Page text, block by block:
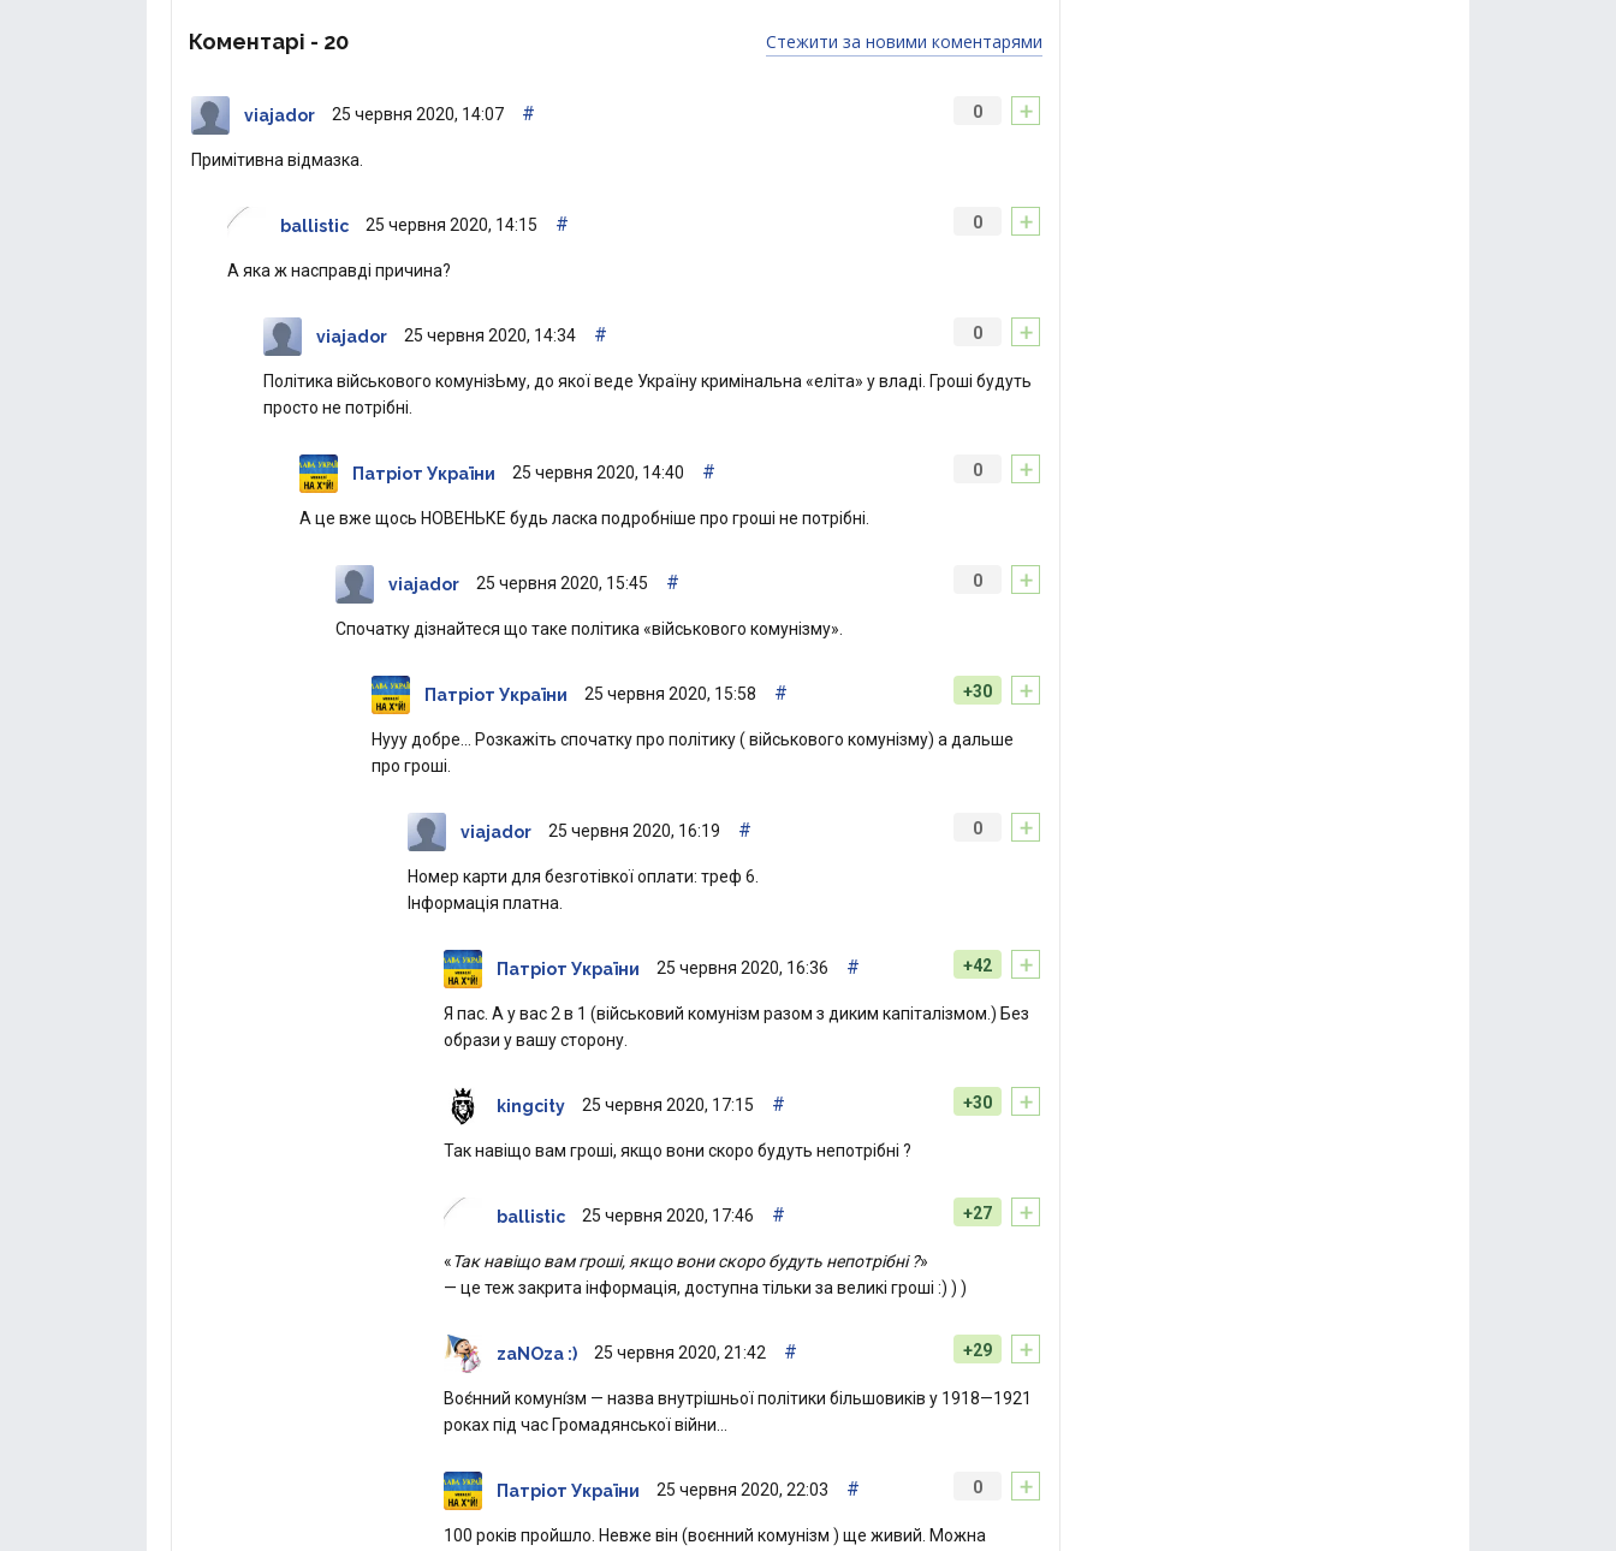
Стежити за новими коментарями
Коментарі - 20
+
0
viajador 25 червня 2020, 14:07 #
Примітивна відмазка.
+
0
ballistic 25 червня 2020, 14:15 #
А яка ж насправді причина?
+
0
viajador 25 червня 2020, 14:34 #
Політика військового комунізЬму, до якої веде Україну кримінальна «еліта» у владі. Гроші будуть
просто не потрібні.
+
0
Патріот України 25 червня 2020, 14:40 #
А це вже щось НОВЕНЬКЕ будь ласка подробніше про гроші не потрібні.
+
0
viajador 25 червня 2020, 15:45 #
Спочатку дізнайтеся що таке політика «військового комунізму».
+
+30
Патріот України 25 червня 2020, 15:58 #
Нууу добре... Розкажіть спочатку про політику ( військового комунізму) а дальше
про гроші.
+
0
viajador 25 червня 2020, 16:19 #
Номер карти для безготівкої оплати: треф 6.
Інформація платна.
+
+42
Патріот України 25 червня 2020, 16:36 #
Я пас. А у вас 2 в 1 (військовий комунізм разом з диким капіталізмом.) Без
образи у вашу сторону.
+
+30
kingcity 25 червня 2020, 17:15 #
Так навіщо вам гроші, якщо вони скоро будуть непотрібні ?
+
+27
ballistic 25 червня 2020, 17:46 #
«Так навіщо вам гроші, якщо вони скоро будуть непотрібні ?»
— це теж закрита інформація, доступна тільки за великі гроші :) ) )
+
+29
zaNOza :) 25 червня 2020, 21:42 #
Воє́нний комуні́зм — назва внутрішньої політики більшовиків у 1918—1921
роках під час Громадянської війни...
+
0
Патріот України 25 червня 2020, 22:03 #
100 років пройшло. Невже він (воєнний комунізм ) ще живий. Можна